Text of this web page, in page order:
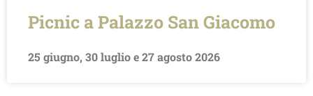
Picnic a Palazzo San Giacomo
25 giugno, 30 luglio e 27 agosto 2026